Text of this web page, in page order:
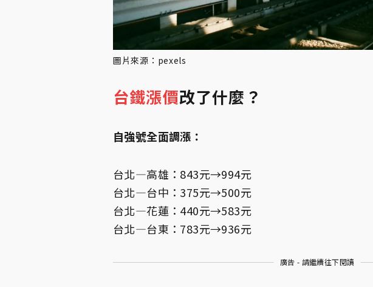
圖片來源：pexels
台鐵漲價改了什麼？
自強號全面調漲：
台北—高雄：843元→994元
台北—台中：375元→500元
台北—花蓮：440元→583元
台北—台東：783元→936元
廣告 - 請繼續往下閱讀